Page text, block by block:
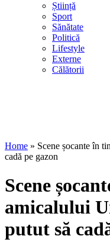
Știință
Sport
Sănătate
Politică
Lifestyle
Externe
Călătorii
Home » Scene șocante în
cadă pe gazon
Scene
amicalului
putut să